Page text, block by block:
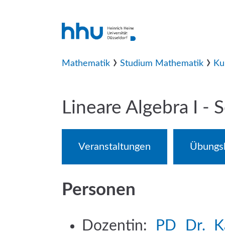
Mathematik › Studium Mathematik ›
Lineare Algebra I -
Veranstaltungen
Personen
Dozentin:
PD Dr.